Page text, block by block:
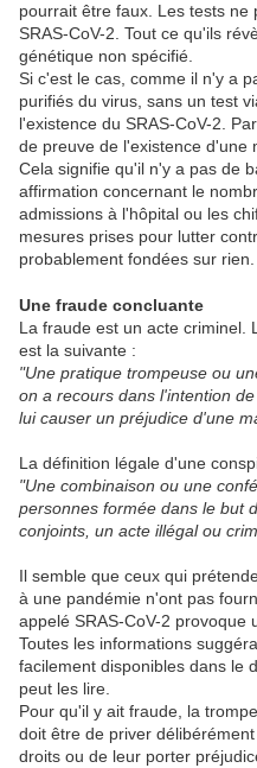
pourrait être faux. Les tests ne
SRAS-CoV-2. Tout ce qu'ils
génétique non spécifié.
Si c'est le cas, comme il n'y a
purifiés du virus, sans un test
l'existence du SRAS-CoV-2.
de preuve de l'existence d'une
Cela signifie qu'il n'y a pas de
affirmation concernant le
admissions à l'hôpital ou les
mesures prises pour lutter
probablement fondées sur rien.
Une fraude concluante
La fraude est un acte criminel.
est la suivante :
"Une pratique trompeuse ou
on a recours dans l'intention
lui causer un préjudice d'une
La définition légale d'une
"Une combinaison ou une
personnes formée dans le but
conjoints, un acte illégal ou
Il semble que ceux qui
à une pandémie n'ont pas
appelé SRAS-CoV-2 provoque
Toutes les informations
facilement disponibles dans le
peut les lire.
Pour qu'il y ait fraude, la
doit être de priver
droits ou de leur porter